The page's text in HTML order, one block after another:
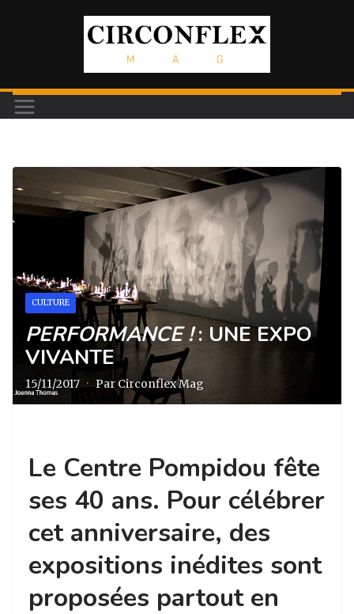
CULTURE
PERFORMANCE !: UNE EXPO
VIVANTE
15/11/2017 · Par Circonflex Mag
Le Centre Pompidou fête
ses 40 ans. Pour célébrer
cet anniversaire, des
expositions inédites sont
proposées partout en